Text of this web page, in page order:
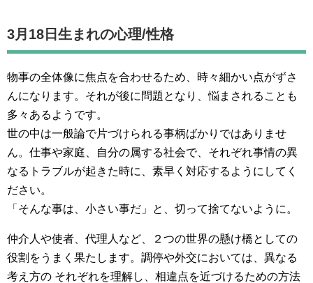
3月18日生まれの心理/性格
物事の全体像に焦点を合わせるため、時々細かい点がずさ
んになります。それが後に問題となり、悩まされることも
多々あるようです。
世の中は一般論で片づけられる事柄ばかりではありませ
ん。仕事や家庭、自分の属する社会で、それぞれ事情の異
なるトラブルが起きた時に、素早く対応するようにしてく
ださい。
「そんな事は、小さい事だ」と、切って捨てないように。
仲介人や使者、代理人など、２つの世界の懸け橋としての
役割をうまく果たします。調停や外交においては、異なる
考え方の それぞれを理解し、相違点を近づけるための方法